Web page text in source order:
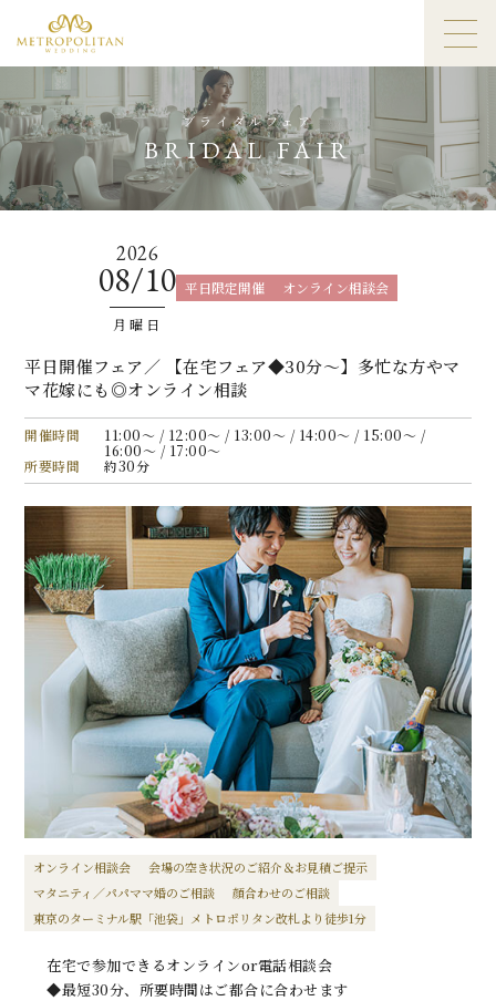
ブライダルフェア
BRIDAL FAIR
2026
08/10
月曜日
平日限定開催 オンライン相談会
平日開催フェア／ 【在宅フェア◆30分〜】多忙な方やマ
マ花嫁にも◎オンライン相談
開催時間
11:00〜 / 12:00〜 / 13:00〜 / 14:00〜 / 15:00〜 /
16:00〜 / 17:00〜
所要時間
約30分
オンライン相談会
会場の空き状況のご紹介＆お見積ご提示
マタニティ／パパママ婚のご相談
顔合わせのご相談
東京のターミナル駅「池袋」メトロポリタン改札より徒歩1分
在宅で参加できるオンラインor電話相談会
◆最短30分、所要時間はご都合に合わせます